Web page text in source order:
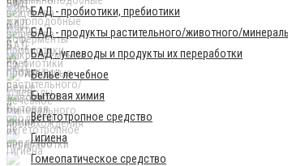
БАД - пробиотики, пребиотики
БАД - продукты растительного/животного/
БАД - углеводы и продукты их переработки
Бельё лечебное
Бытовая химия
Вегетотропное средство
Гигиена
Гомеопатическое средство